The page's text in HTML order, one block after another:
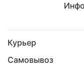
Курьер
Самовывоз